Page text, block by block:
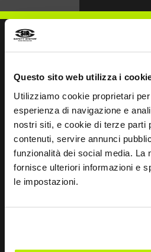
Questo sito web utilizza i
Utilizziamo cookie proprietari
esperienza di navigazione e
nostri siti, e cookie di terze parti
contenuti, servire annunci
funzionalità dei social media. La
fornisce ulteriori informazioni e
le impostazioni.
Restons en contact
Leave
field